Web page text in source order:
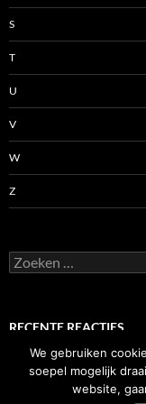
S
T
U
V
W
Z
Zoeken
naar:
RECENTE REACTIES
We gebruiken
soepel mogelijk
website,